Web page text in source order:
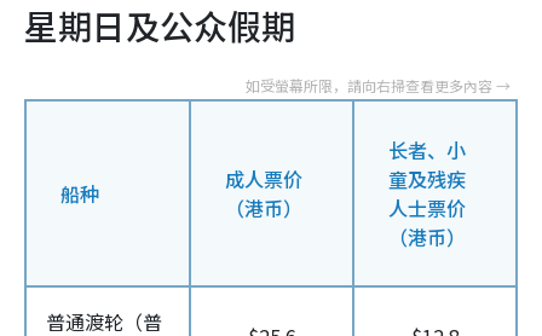
星期日及公众假期
船种
成人票价
（港币）
长者、小
童及残疾
人士票价
（港币）
普通渡轮（普